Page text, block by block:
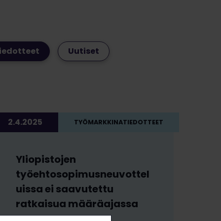
Uutiset
2.4.2025 TYÖMARKKINATIEDOTTEET
Yliopistojen
työehtosopimusneuvottel
uissa ei saavutettu
ratkaisua määräajassa